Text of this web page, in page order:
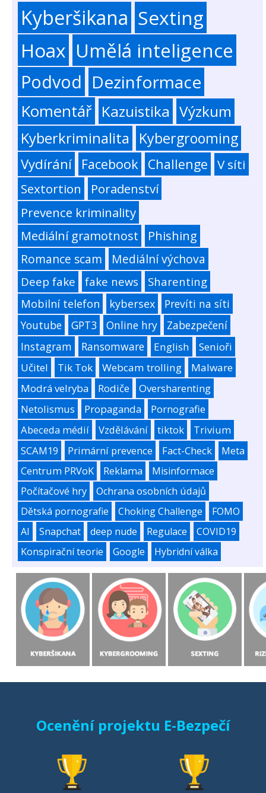
Kyberšikana Sexting
Hoax Umělá inteligence
Podvod Dezinformace
Komentář Kazuistika Výzkum
Kyberkriminalita Kybergrooming
Vydírání Facebook Challenge
V síti
Sextortion
Poradenství
Prevence kriminality
Mediální gramotnost
Phishing
Romance scam
Mediální výchova
Deep fake fake news Sharenting
Mobilní telefon kybersex
Prevíti na síti
Youtube
GPT3 Online hry
Zabezpečení
Instagram
Ransomware English
Senioři
Učitel
Tik Tok Webcam trolling
Malware
Modrá velryba
Rodiče
Oversharenting
Netolismus
Propaganda
Pornografie
Abeceda médií
Vzdělávání tiktok
Trivium
SCAM19
Primární prevence Fact-Check
Meta
Centrum PRVoK
Reklama
Misinformace
Počítačové hry
Ochrana osobních údajů
Dětská pornografie
Choking Challenge
FOMO
AI
Snapchat deep nude Regulace
COVID19
Konspirační teorie
Google Hybridní válka
Ocenění projektu E-Bezpečí